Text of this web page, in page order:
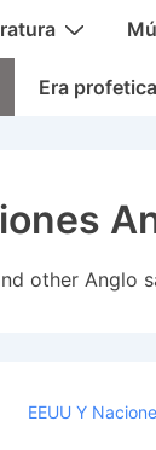
Era profetica
other Anglo
EEUU Y